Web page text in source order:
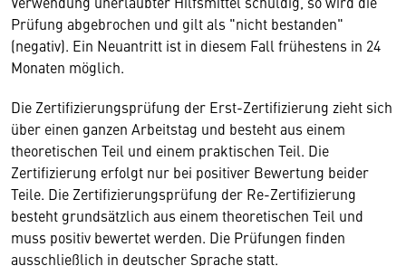
Prüfung abgebrochen und gilt als "nicht bestanden"
(negativ). Ein Neuantritt ist in diesem Fall frühestens in 24
Monaten möglich.
Die Zertifizierungsprüfung der Erst-Zertifizierung zieht sich
über einen ganzen Arbeitstag und besteht aus einem
theoretischen Teil und einem praktischen Teil. Die
Zertifizierung erfolgt nur bei positiver Bewertung beider
Teile. Die Zertifizierungsprüfung der Re-Zertifizierung
besteht grundsätzlich aus einem theoretischen Teil und
muss positiv bewertet werden. Die Prüfungen finden
ausschließlich in deutscher Sprache statt.